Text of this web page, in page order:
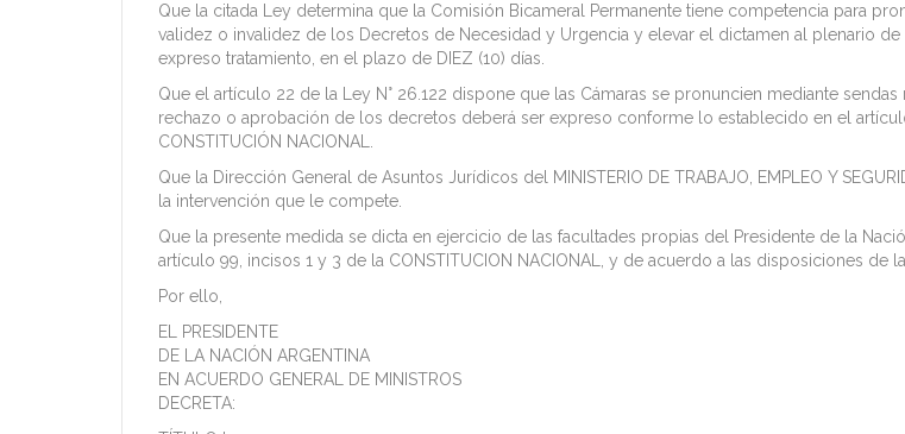
Que la citada Ley determina que la Comisión Bicameral Permanente tiene competencia para
validez o invalidez de los Decretos de Necesidad y Urgencia y elevar el dictamen al plenario de
expreso tratamiento, en el plazo de DIEZ (10) días.
Que el artículo 22 de la Ley N° 26.122 dispone que las Cámaras se pronuncien mediante
rechazo o aprobación de los decretos deberá ser expreso conforme lo establecido en el
CONSTITUCIÓN NACIONAL.
Que la Dirección General de Asuntos Jurídicos del MINISTERIO DE TRABAJO, EMPLEO Y
la intervención que le compete.
Que la presente medida se dicta en ejercicio de las facultades propias del Presidente de la
artículo 99, incisos 1 y 3 de la CONSTITUCION NACIONAL, y de acuerdo a las disposiciones de la
Por ello,
EL PRESIDENTE
DE LA NACIÓN ARGENTINA
EN ACUERDO GENERAL DE MINISTROS
DECRETA: